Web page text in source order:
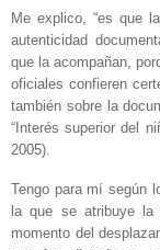
Me explico, “es que
autenticidad
que la acompañan,
oficiales confieren
también sobre la
“Interés superior del
2005).
Tengo para mí según
la que se atribuye
momento del